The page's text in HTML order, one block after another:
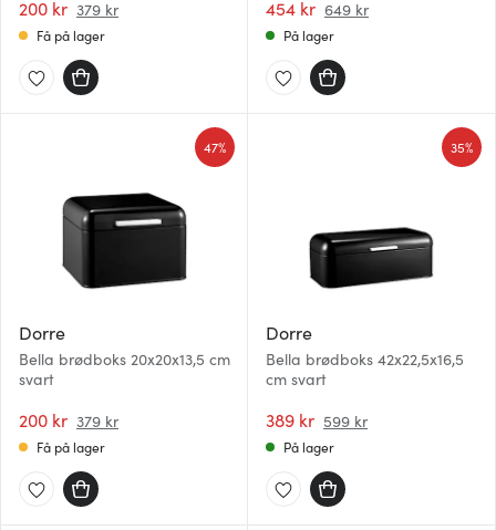
200 kr 379 kr
Få på lager
454 kr 649 kr
På lager
Dorre
Bella brødboks 20x20x13,5 cm
svart
200 kr 379 kr
47%
Få på lager
Dorre
Bella brødboks 42x22,5x16,5
cm svart
389 kr 599 kr
35%
På lager